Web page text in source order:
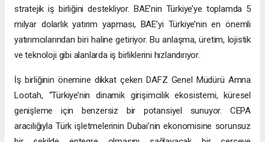
stratejik iş birliğini destekliyor. BAE’nin Türkiye’ye toplamda 5
milyar dolarlık yatırım yapması, BAE’yi Türkiye’nin en önemli
yatırımcılarından biri haline getiriyor. Bu anlaşma, üretim, lojistik
ve teknoloji gibi alanlarda iş birliklerini hızlandırıyor.
İş birliğinin önemine dikkat çeken DAFZ Genel Müdürü Amna
Lootah, “Türkiye’nin dinamik girişimcilik ekosistemi, küresel
genişleme için benzersiz bir potansiyel sunuyor. CEPA
aracılığıyla Türk işletmelerinin Dubai’nin ekonomisine sorunsuz